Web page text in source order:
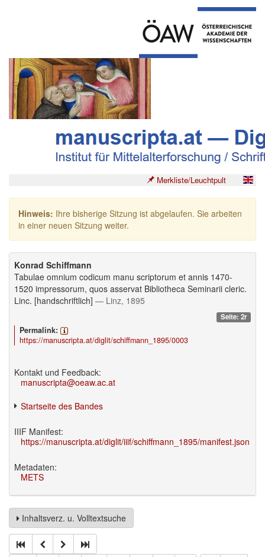
Merkliste/Leuchtpult
Hinweis: Ihre bisherige Sitzung ist abgelaufen. Sie arbeiten
in einer neuen Sitzung weiter.
Konrad Schiffmann
Tabulae omnium codicum manu scriptorum et annis 1470-
1520 impressorum, quos asservat Bibliotheca Seminarii cleric.
Linc. [handschriftlich] — Linz, 1895
Seite: 2r
Permalink:
https://manuscripta.at/diglit/schiffmann_1895/0003
Kontakt und Feedback:
manuscripta@oeaw.ac.at
Startseite des Bandes
IIIF Manifest:
https://manuscripta.at/diglit/iiif/schiffmann_1895/manifest.json
Metadaten:
METS
Inhaltsverz. u. Volltextsuche